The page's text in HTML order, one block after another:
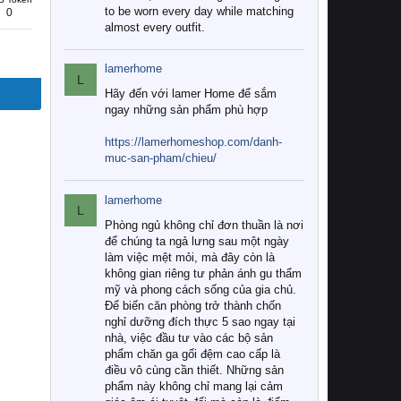
0
to be worn every day while matching
almost every outfit.
L
lamerhome
Hãy đến với lamer Home để sắm
ngay những sản phẩm phù hợp
https://lamerhomeshop.com/danh-
muc-san-pham/chieu/
L
lamerhome
Phòng ngủ không chỉ đơn thuần là nơi
để chúng ta ngả lưng sau một ngày
làm việc mệt mỏi, mà đây còn là
không gian riêng tư phản ánh gu thẩm
mỹ và phong cách sống của gia chủ.
Để biến căn phòng trở thành chốn
nghỉ dưỡng đích thực 5 sao ngay tại
nhà, việc đầu tư vào các bộ sản
phẩm chăn ga gối đệm cao cấp là
điều vô cùng cần thiết. Những sản
phẩm này không chỉ mang lại cảm